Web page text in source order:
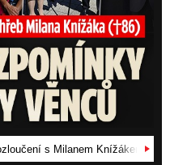
s Milanem Knížákem